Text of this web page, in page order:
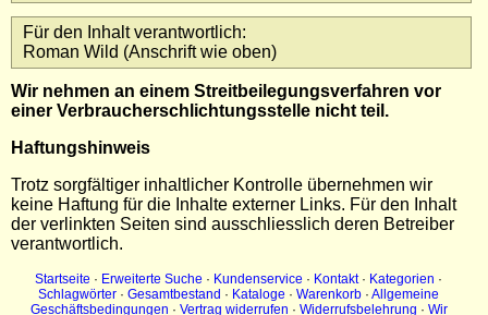
Für den Inhalt verantwortlich:
Roman Wild (Anschrift wie oben)
Wir nehmen an einem Streitbeilegungsverfahren vor
einer Verbraucherschlichtungsstelle nicht teil.
Haftungshinweis
Trotz sorgfältiger inhaltlicher Kontrolle übernehmen wir
keine Haftung für die Inhalte externer Links. Für den Inhalt
der verlinkten Seiten sind ausschliesslich deren Betreiber
verantwortlich.
Startseite · Erweiterte Suche · Kundenservice · Kontakt· Kategorien ·
Schlagwörter · Gesamtbestand · Kataloge · Warenkorb · Allgemeine
Geschäftsbedingungen · Vertrag widerrufen · Widerrufsbelehrung · Wir